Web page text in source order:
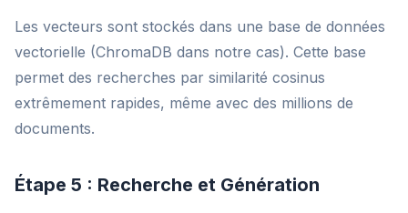
Les vecteurs sont stockés dans une base de données
vectorielle (ChromaDB dans notre cas). Cette base
permet des recherches par similarité cosinus
extrêmement rapides, même avec des millions de
documents.
Étape 5 : Recherche et Génération